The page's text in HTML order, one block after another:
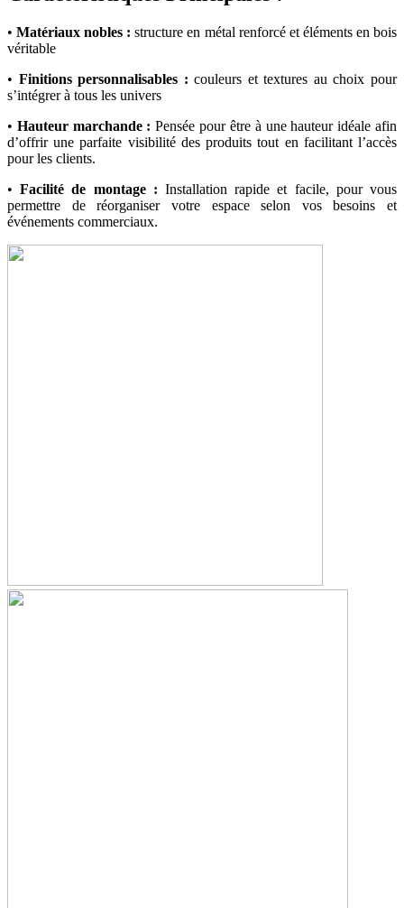
•Matériaux nobles : structure en métal renforcé et éléments en bois
véritable
• Finitions personnalisables : couleurs et textures au choix pour
s’intégrer à tous les univers
• Hauteur marchande : Pensée pour être à une hauteur idéale afin
d’offrir une parfaite visibilité des produits tout en facilitant l’accès
pour les clients.
•Facilité de montage : Installation rapide et facile, pour vous
permettre de réorganiser votre espace selon vos besoins et
événements commerciaux.